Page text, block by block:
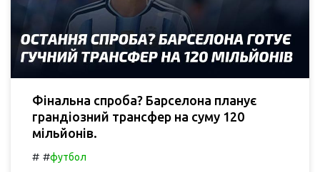
Фінальна спроба? Барселона планує
грандіозний трансфер на суму 120
мільйонів.
# #футбол